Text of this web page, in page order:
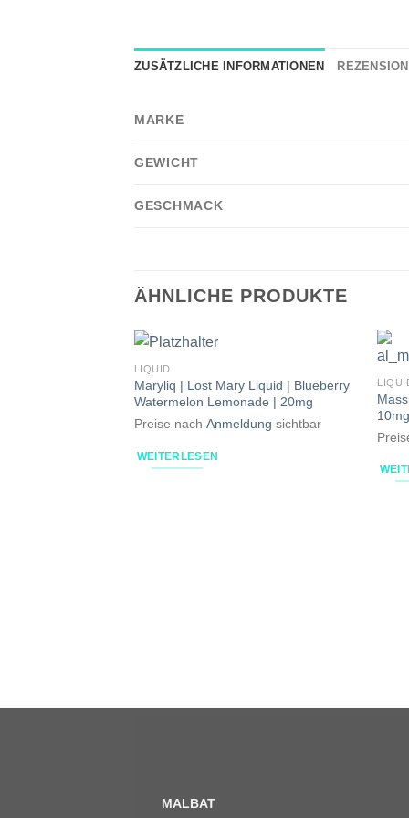
ZUSÄTZLICHE INFORMATIONEN
MARKE
GEWICHT
GESCHMACK
ÄHNLICHE PRODUKTE
LIQUID
Maryliq | Lost Mary Liquid | Blueberry
Watermelon Lemonade | 20mg
Preise nach Anmeldung sichtbar
WEITERLESEN
MALBAT